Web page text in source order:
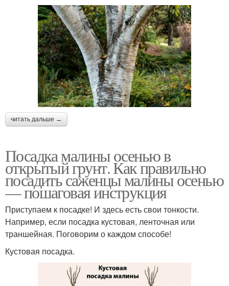
читать дальше →
Посадка малины осенью в
открытый грунт. Как правильно
посадить саженцы малины осенью
— пошаговая инструкция
Приступаем к посадке! И здесь есть свои тонкости.
Например, если посадка кустовая, ленточная или
траншейная. Поговорим о каждом способе!
Кустовая посадка.